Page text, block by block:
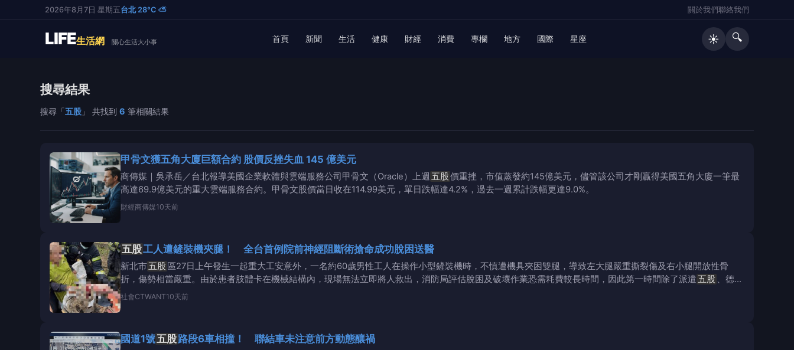
2026年8月7日 星期五台北 28°C ⛅ 關於我們聯絡我們
LIFE生活網 關心生活大小事 首頁 新聞 生活 健康 財經 消費 專欄 地方 國際 星座 ☀️ 🔍
搜尋結果
搜尋「五股 」 共找到 6 筆相關結果
甲骨文獲五角大廈巨額合約 股價反挫失血 145 億美元
商傳媒｜吳承岳／台北報導美國企業軟體與雲端服務公司甲骨文（Oracle）上週 五股價重挫，市值蒸發約145億美元，儘管該公司才剛贏得美國五角大廈一筆最
高達69.9億美元的重大雲端服務合約。甲骨文股價當日收在114.99美元，單日跌幅達4.2%，過去一週累計跌幅更達9.0%。
財經商傳媒10天前
五股工人遭鏟裝機夾腿！ 全台首例院前神經阻斷術搶命成功脫困送醫
新北市五股 區27日上午發生一起重大工安意外，一名約60歲男性工人在操作小型鏟裝機時，不慎遭機具夾困雙腿，導致左大腿嚴重撕裂傷及右小腿開放性骨
折，傷勢相當嚴重。由於患者肢體卡在機械結構內，現場無法立即將人救出，消防局評估脫困及破壞作業恐需耗費較長時間，因此第一時間除了派遣 五股 、德
音、鷺江及龍源等消防分
社會CTWANT10天前
國道1號五股路段6車相撞！ 聯結車未注意前方動態釀禍